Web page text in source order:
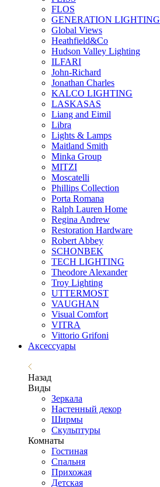
FLOS
GENERATION LIGHTING
Global Views
Heathfield&Co
Hudson Valley Lighting
ILFARI
John-Richard
Jonathan Charles
KALCO LIGHTING
LASKASAS
Liang and Eimil
Libra
Lights & Lamps
Maitland Smith
Minka Group
MITZI
Moscatelli
Phillips Collection
Porta Romana
Ralph Lauren Home
Regina Andrew
Restoration Hardware
Robert Abbey
SCHONBEK
TECH LIGHTING
Theodore Alexander
Troy Lighting
UTTERMOST
VAUGHAN
Visual Comfort
VITRA
Vittorio Grifoni
Аксессуары
Назад
Виды
Зеркала
Настенный декор
Ширмы
Скульптуры
Комнаты
Гостиная
Спальня
Прихожая
Детская